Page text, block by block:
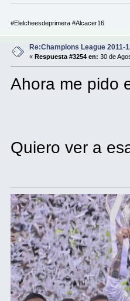
#Elelcheesdeprimera #Alcacer16
Re:Champions League 2011-
«Respuesta #3254 en: 30 de
Ahora me pido
Quiero ver a